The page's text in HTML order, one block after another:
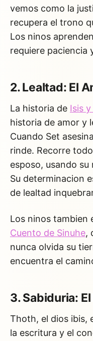
vemos como la
recupera el trono
Los ninos
requiere paciencia
2. Lealtad: El
La historia de Isis
historia de amor y
Cuando Set
rinde. Recorre
esposo, usando
Su determinacion
de lealtad
Los ninos tambien
Cuento de Sinuhe,
nunca olvida su
encuentra el
3. Sabiduria:
Thoth, el dios ibis,
la escritura y el